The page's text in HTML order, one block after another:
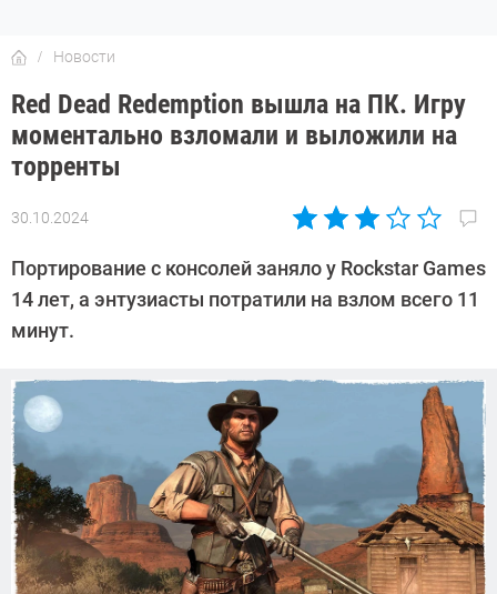
Новости
Red Dead Redemption вышла на ПК. Игру
моментально взломали и выложили на
торренты
30.10.2024
Автор:
Довлатова
Портирование с консолей заняло у Rockstar Games
14 лет, а энтузиасты потратили на взлом всего 11
минут.